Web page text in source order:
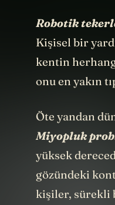
Robotik
Kişisel bir
kentin
onu en yakın
Öte yandan
Miyopluk
yüksek
gözündeki
kişiler, sürekli